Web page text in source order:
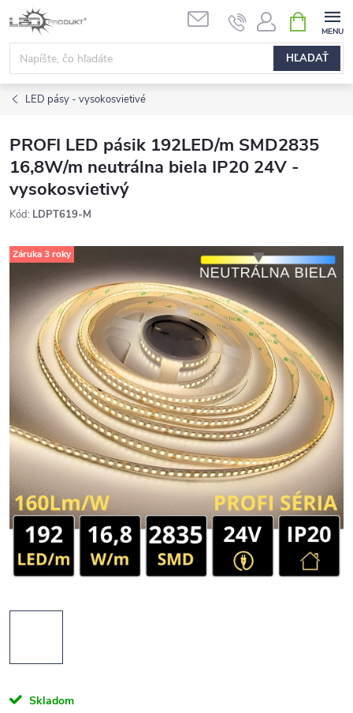
Prejsť
na
obsah
HĽADAŤ
KOŠÍK
LED pásy - vysokosvietivé
PROFI LED pásik 192LED/m SMD2835
16,8W/m neutrálna biela IP20 24V -
vysokosvietivý
Kód: LDPT619-M
Záruka 3 roky
Skladom